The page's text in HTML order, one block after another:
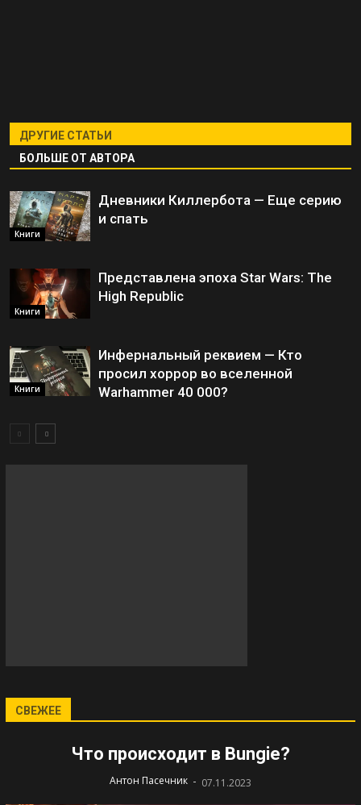
ДРУГИЕ СТАТЬИ
БОЛЬШЕ ОТ АВТОРА
Книги
Дневники Киллербота — Еще серию
и спать
Книги
Представлена эпоха Star Wars: The
High Republic
Книги
Инфернальный реквием — Кто
просил хоррор во вселенной
Warhammer 40 000?
СВЕЖЕЕ
Что происходит в Bungie?
Антон Пасечник - 07.11.2023